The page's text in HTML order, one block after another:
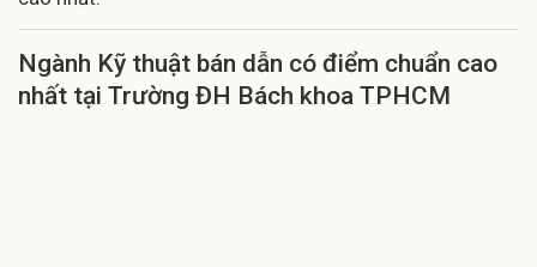
Ngành Kỹ thuật bán dẫn có điểm chuẩn cao
nhất tại Trường ĐH Bách khoa TPHCM